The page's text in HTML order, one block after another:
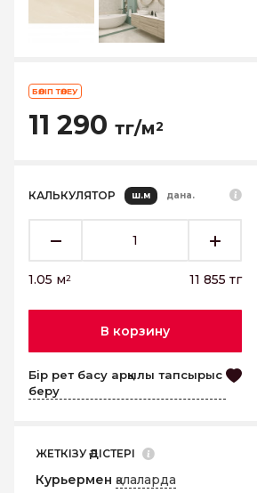
БӨЛІП ТӨЛЕУ
11 290 тг/м2
КАЛЬКУЛЯТОР ш.м дана.
1.05 м2 11 855 тг
В корзину
Бір рет басу арқылы тапсырыс
беру
ЖЕТКІЗУ ӘДІСТЕРІ
Курьермен қалаларда